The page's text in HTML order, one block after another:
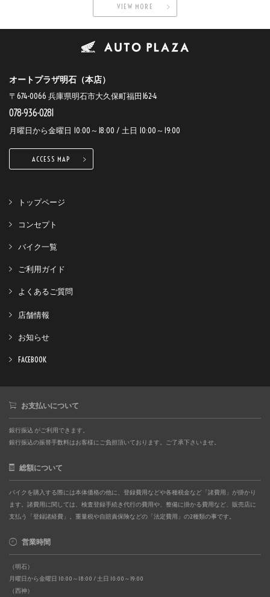
VIEW MORE
オートプラザ明石（本店）
〒674-0066 兵庫県明石市大久保町福田162-4
078-936-0281
月曜日から金曜日 10:00～18:00 / 土日 10:00～19:00
ACCESS MAP
トップページ
コンセプト
バイク一覧
ご利用ガイド
よくあるご質問
店舗情報
お知らせ
FACEBOOK
お支払いについて
銀行振込 がご利用できます。
銀行振込の振替手数料はお客様にご負担頂いております。ご了承下さいませ。
総額について
バイクを購入する際には本体価格の他に、登録費用などや各種税金など「諸費用」が掛かり
ます。諸費用に関しては、検査登録手続き代行の費用や、整備に掛かる費用など、販売店に
支払う「登録諸経費」。重量税や自賠責保険などの「法定費用」の2種類の事です。
営業時間
（明石）
月曜日から金曜日 10:00～18:00 / 土日 10:00～19:00
（西神）